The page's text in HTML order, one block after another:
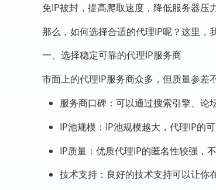
免IP被封，提高爬取速度，降低服务器压
那么，如何选择合适的代理IP呢？这里，
一、选择稳定可靠的代理IP服务商
市面上的代理IP服务商众多，但质量参差
服务商口碑：可以通过搜索引擎、论
IP池规模：IP池规模越大，代理IP的
IP质量：优质代理IP的匿名性较强，
技术支持：良好的技术支持可以让你